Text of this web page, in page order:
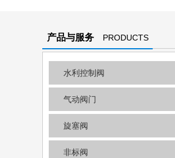
产品与服务
PRODUCTS
AND
水利控制阀
气动阀门
旋塞阀
非标阀